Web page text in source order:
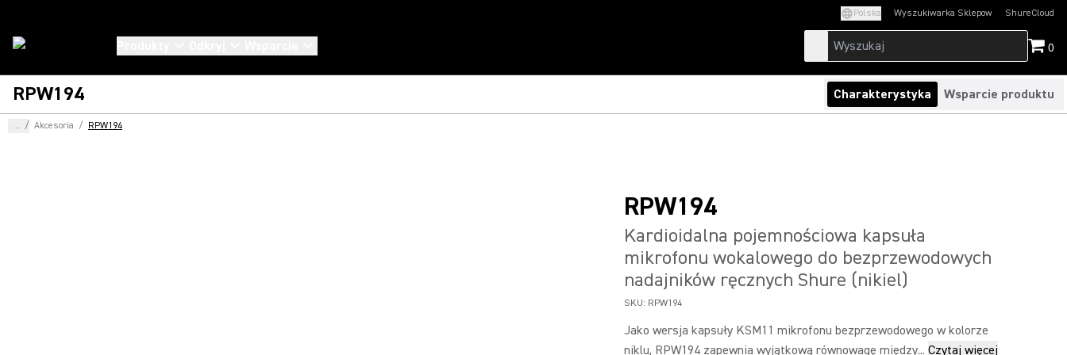
Polska Wyszukiwarka Sklepow ShureCloud
(Opens in a new
0
RPW194 Charakterystyka Wsparcie produktu
... / Akcesoria / RPW194
RPW194
Kardioidalna pojemnościowa kapsuła
mikrofonu wokalowego do bezprzewodowych
nadajników ręcznych Shure (nikiel)
SKU: RPW194
Jako wersja kapsuły KSM11 mikrofonu bezprzewodowego w kolorze
niklu, RPW194 zapewnia wyjątkową równowagę między... Czytaj więcej